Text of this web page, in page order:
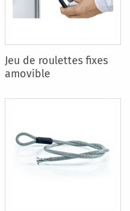
Jeu de roulettes fixes
amovible